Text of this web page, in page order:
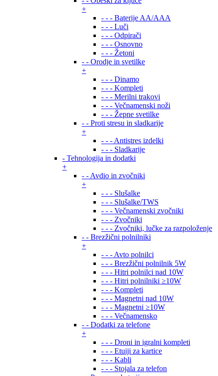
+
- - - Baterije AA/AAA
- - - Luči
- - - Odpirači
- - - Osnovno
- - - Žetoni
- - Orodje in svetilke
+
- - - Dinamo
- - - Kompleti
- - - Merilni trakovi
- - - Večnamenski noži
- - - Žepne svetilke
- - Proti stresu in sladkarije
+
- - - Antistres izdelki
- - - Sladkarije
- Tehnologija in dodatki
+
- - Avdio in zvočniki
+
- - - Slušalke
- - - Slušalke/TWS
- - - Večnamenski zvočniki
- - - Zvočniki
- - - Zvočniki, lučke za razpoloženje
- - Brezžični polnilniki
+
- - - Avto polnilci
- - - Brezžični polnilnik 5W
- - - Hitri polnilci nad 10W
- - - Hitri polnilniki ≥10W
- - - Kompleti
- - - Magnetni nad 10W
- - - Magnetni ≥10W
- - - Večnamensko
- - Dodatki za telefone
+
- - - Droni in igralni kompleti
- - - Etuiji za kartice
- - - Kabli
- - - Stojala za telefon